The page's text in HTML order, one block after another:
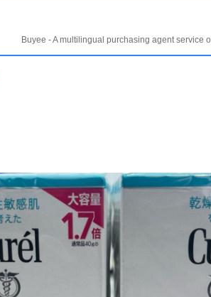
Buyee - A multilingual purchasing agent service